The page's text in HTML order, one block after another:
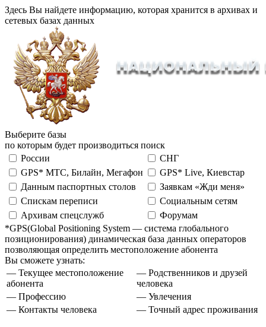
Здесь Вы найдете информацию, которая хранится в архивах и
сетевых базах данных
Выберите базы
по которым будет производиться поиск
России
СНГ
GPS* МТС, Билайн, Мегафон
GPS* Live, Киевстар
Данным паспортных столов
Заявкам «Жди меня»
Спискам переписи
Социальным сетям
Архивам спецслужб
Форумам
*GPS(Global Positioning System — система глобального
позиционирования) динамическая база данных операторов
позволяющая определить местоположение абонента
Вы сможете узнать:
— Текущее местоположение
абонента
— Родственников и друзей
человека
— Профессию
— Увлечения
— Контакты человека
— Точный адрес проживания